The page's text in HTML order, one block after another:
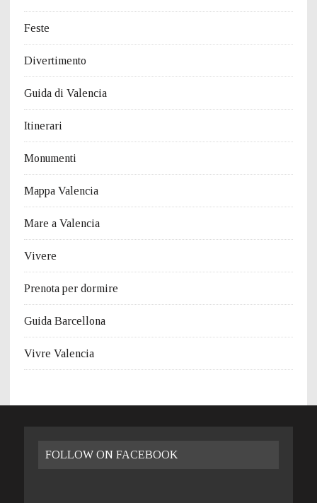
Feste
Divertimento
Guida di Valencia
Itinerari
Monumenti
Mappa Valencia
Mare a Valencia
Vivere
Prenota per dormire
Guida Barcellona
Vivre Valencia
FOLLOW ON FACEBOOK